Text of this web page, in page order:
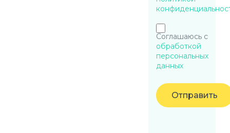
Соглашаюсь с
обработкой
персональных
данных
Отправить